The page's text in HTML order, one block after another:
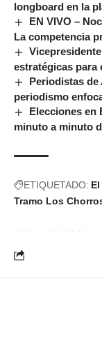
longboard en la
EN VIVO –
La competencia
estratégicas para
Periodistas de
periodismo
Elecciones en
minuto a minuto
ETIQUETADO:
Tramo Los